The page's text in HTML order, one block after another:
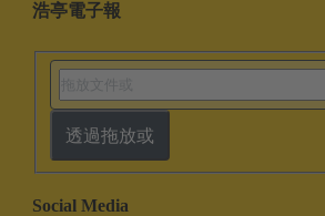
浩亭電子報
透過拖放或
Social Media